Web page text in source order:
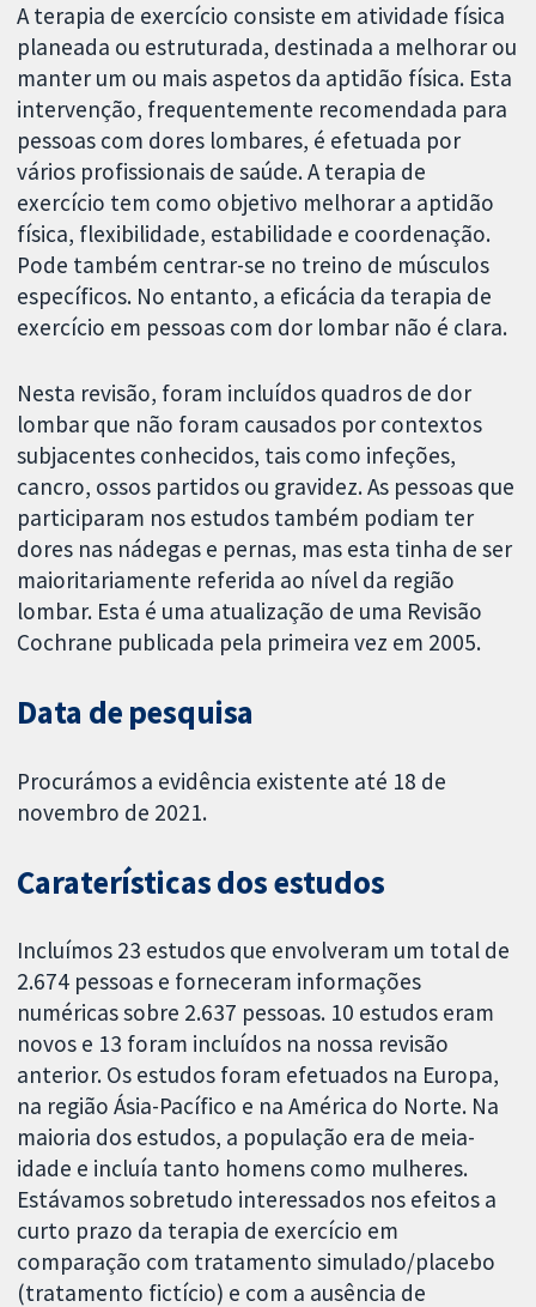
A terapia de exercício consiste em atividade física
planeada ou estruturada, destinada a melhorar ou
manter um ou mais aspetos da aptidão física. Esta
intervenção, frequentemente recomendada para
pessoas com dores lombares, é efetuada por
vários profissionais de saúde. A terapia de
exercício tem como objetivo melhorar a aptidão
física, flexibilidade, estabilidade e coordenação.
Pode também centrar-se no treino de músculos
específicos. No entanto, a eficácia da terapia de
exercício em pessoas com dor lombar não é clara.
Nesta revisão, foram incluídos quadros de dor
lombar que não foram causados por contextos
subjacentes conhecidos, tais como infeções,
cancro, ossos partidos ou gravidez. As pessoas que
participaram nos estudos também podiam ter
dores nas nádegas e pernas, mas esta tinha de ser
maioritariamente referida ao nível da região
lombar. Esta é uma atualização de uma Revisão
Cochrane publicada pela primeira vez em 2005.
Data de pesquisa
Procurámos a evidência existente até 18 de
novembro de 2021.
Caraterísticas dos estudos
Incluímos 23 estudos que envolveram um total de
2.674 pessoas e forneceram informações
numéricas sobre 2.637 pessoas. 10 estudos eram
novos e 13 foram incluídos na nossa revisão
anterior. Os estudos foram efetuados na Europa,
na região Ásia-Pacífico e na América do Norte. Na
maioria dos estudos, a população era de meia-
idade e incluía tanto homens como mulheres.
Estávamos sobretudo interessados nos efeitos a
curto prazo da terapia de exercício em
comparação com tratamento simulado/placebo
(tratamento fictício) e com a ausência de